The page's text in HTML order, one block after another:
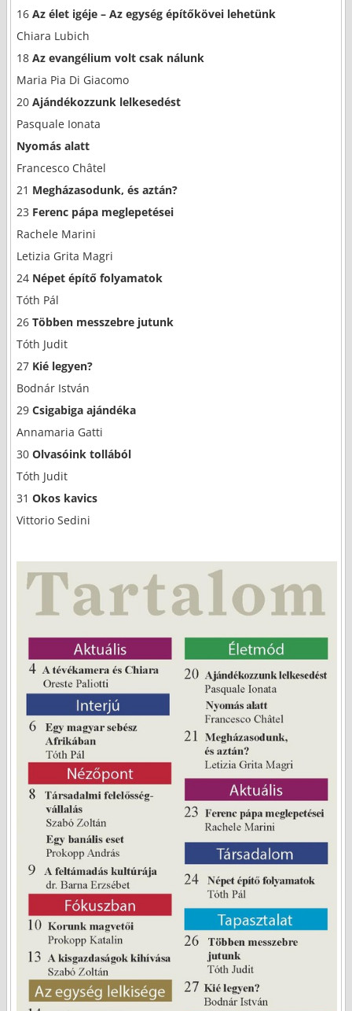
16 Az élet igéje – Az egység építőkövei lehetünk
Chiara Lubich
18 Az evangélium volt csak nálunk
Maria Pia Di Giacomo
20 Ajándékozzunk lelkesedést
Pasquale Ionata
Nyomás alatt
Francesco Châtel
21 Megházasodunk, és aztán?
23 Ferenc pápa meglepetései
Rachele Marini
Letizia Grita Magri
24 Népet építő folyamatok
Tóth Pál
26 Többen messzebre jutunk
Tóth Judit
27 Kié legyen?
Bodnár István
29 Csigabiga ajándéka
Annamaria Gatti
30 Olvasóink tollából
Tóth Judit
31 Okos kavics
Vittorio Sedini